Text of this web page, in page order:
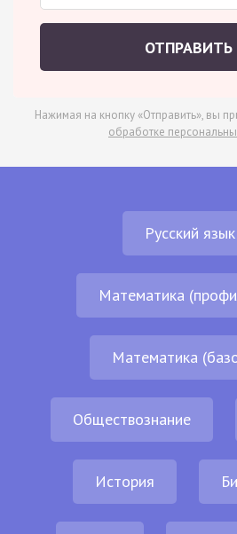
ОТПРАВИТЬ
Нажимая на кнопку «Отправить», вы
обработке
Русский язык
Математика
Математика
Обществознание
История